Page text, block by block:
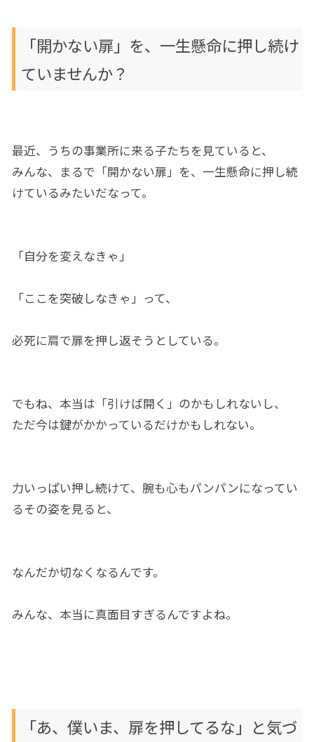
「開かない扉」を、一生懸命に押し続け
ていませんか？
最近、うちの事業所に来る子たちを見ていると、
みんな、まるで「開かない扉」を、一生懸命に押し続
けているみたいだなって。
「自分を変えなきゃ」
「ここを突破しなきゃ」って、
必死に肩で扉を押し返そうとしている。
でもね、本当は「引けば開く」のかもしれないし、
ただ今は鍵がかかっているだけかもしれない。
力いっぱい押し続けて、腕も心もパンパンになってい
るその姿を見ると、
なんだか切なくなるんです。
みんな、本当に真面目すぎるんですよね。
「あ、僕いま、扉を押してるな」と気づ